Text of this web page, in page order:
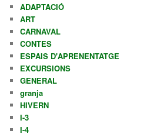
ADAPTACIÓ
ART
CARNAVAL
CONTES
ESPAIS D'APRENENTATGE
EXCURSIONS
GENERAL
granja
HIVERN
I-3
I-4